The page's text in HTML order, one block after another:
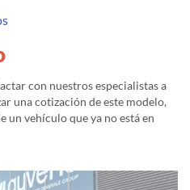
con nuestros especialistas a
una cotización de este modelo,
un vehículo que ya no está en